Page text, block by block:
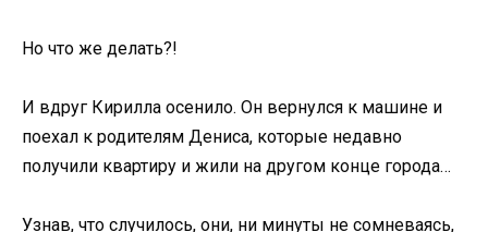
Но что же делать?!
И вдруг Кирилла осенило. Он вернулся к машине и
поехал к родителям Дениса, которые недавно
получили квартиру и жили на другом конце города…
Узнав, что случилось, они, ни минуты не сомневаясь,